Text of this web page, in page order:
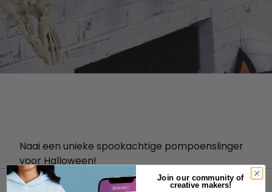
Naai een unieke spookachtige pompoenslinger
voor Halloween!
Join our community of
creative makers!